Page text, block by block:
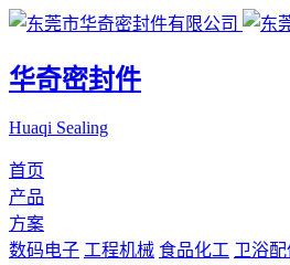
华奇密封件
Huaqi Sealing
首页
产品
方案
数码电子 工程机械 食品化工 卫浴